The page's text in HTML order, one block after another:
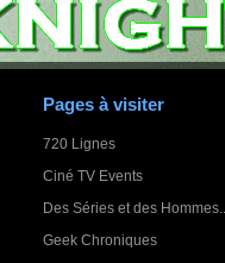
Pages à visiter
720 Lignes
Ciné TV Events
Des Séries et des Hommes...
Geek Chroniques